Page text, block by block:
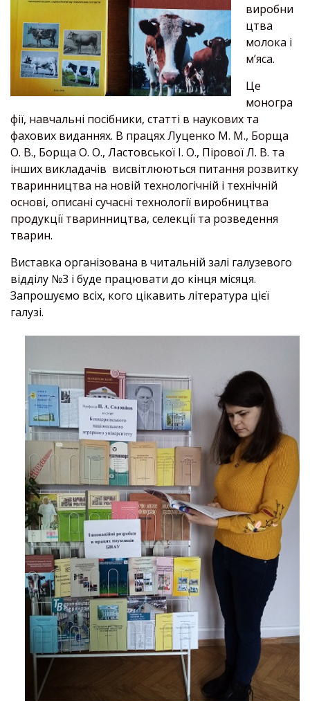
виробни
цтва
молока і
м’яса.
Це
моногра
фії, навчальні посібники, статті в наукових та
фахових виданнях. В працях Луценко М. М., Борща
О. В., Борща О. О., Ластовської І. О., Пірової Л. В. та
інших викладачів висвітлюються питання розвитку
тваринництва на новій технологічній і технічній
основі, описані сучасні технології виробництва
продукції тваринництва, селекції та розведення
тварин.
Виставка організована в читальній залі галузевого
відділу №3 і буде працювати до кінця місяця.
Запрошуємо всіх, кого цікавить література цієї
галузі.